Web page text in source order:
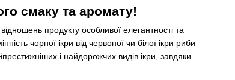
смаку та аромату!
продукту особливої елегантності та
чорної ікри від червоної чи білої ікри риби
і найдорожчих видів ікри, завдяки